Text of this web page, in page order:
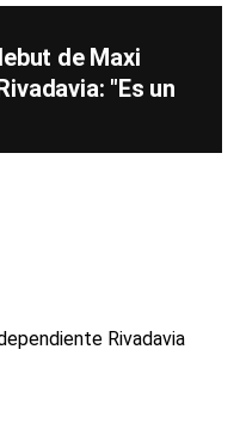
de Maxi
"Es un